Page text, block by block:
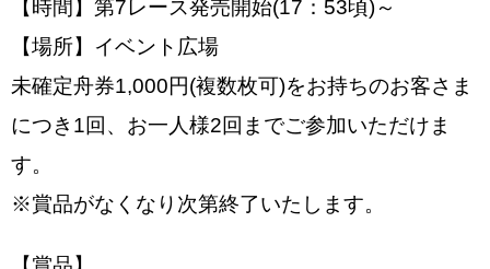
【時間】第7レース発売開始(17：53頃)～
【場所】イベント広場
未確定舟券1,000円(複数枚可)をお持ちのお客さま
につき1回、お一人様2回までご参加いただけま
す。
※賞品がなくなり次第終了いたします。